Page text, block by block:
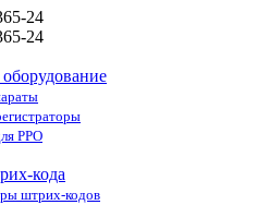
24
24
РРО
кода
штрих-кодов